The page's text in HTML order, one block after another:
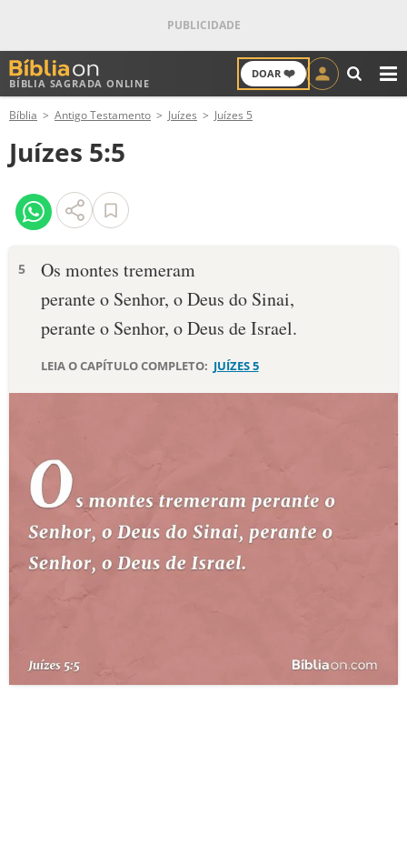
BÍBLIA SAGRADA ONLINE
DOAR ❤️
ANTIGO TESTAMENTO
NOVO TESTAMENTO
VERSÍCULOS
PALAVRA DO DIA
DEVOCIONAL DIÁRIO
ESTUDOS BÍBLICOS
ESBOÇOS DE PREGAÇÃO
TERMO BÍBLICO
Bíblia Antigo Testamento Juízes Juízes 5
Juízes 5:5
5
Os montes tremeram
perante o Senhor, o Deus do Sinai,
perante o Senhor, o Deus de Israel.
LEIA O CAPÍTULO COMPLETO: JUÍZES 5